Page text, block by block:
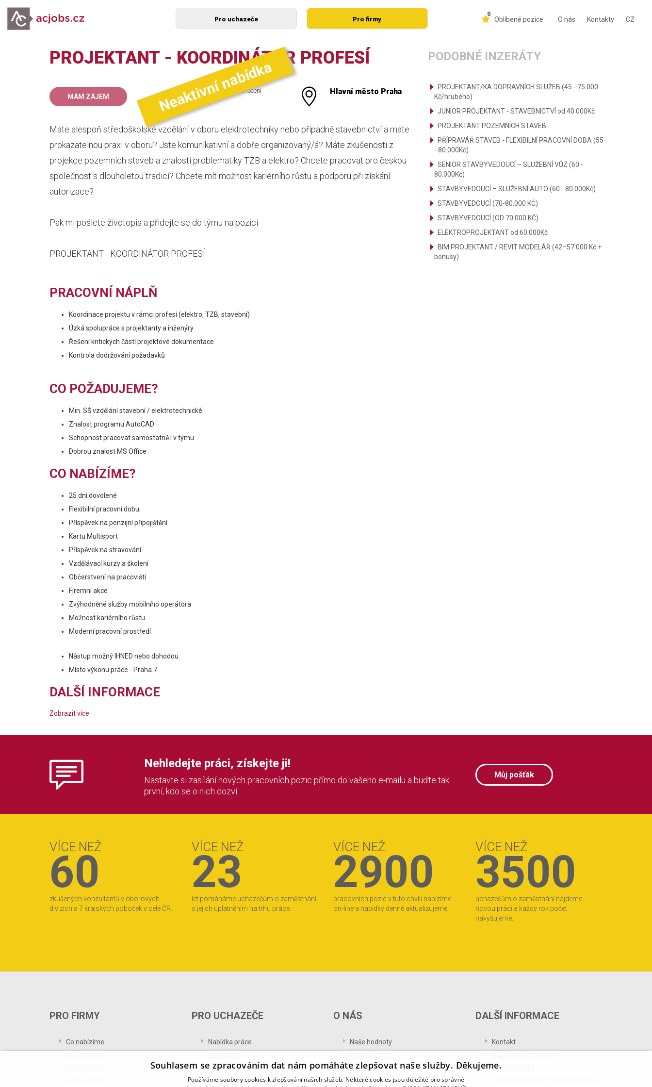
Pro uchazeče Pro firmy
0
Oblíbené pozice O nás Kontakty CZ
PROJEKTANT - KOORDINÁTOR PROFESÍ
Neaktivní nabídka
MÁM ZÁJEM
mzdové ohodnocení Hlavní město Praha
Máte alespoň středoškolské vzdělání v oboru elektrotechniky nebo případně stavebnictví a máte
prokazatelnou praxi v oboru? Jste komunikativní a dobře organizovaný/á? Máte zkušenosti z
projekce pozemních staveb a znalosti problematiky TZB a elektro? Chcete pracovat pro českou
společnost s dlouholetou tradicí? Chcete mít možnost kariérního růstu a podporu při získání
autorizace?
Pak mi pošlete životopis a přidejte se do týmu na pozici:
PROJEKTANT - KOORDINÁTOR PROFESÍ
PRACOVNÍ NÁPLŇ
Koordinace projektu v rámci profesí (elektro, TZB, stavební)
Úzká spolupráce s projektanty a inženýry
Řešení kritických částí projektové dokumentace
Kontrola dodržování požadavků
CO POŽADUJEME?
Min. SŠ vzdělání stavební / elektrotechnické
Znalost programu AutoCAD
Schopnost pracovat samostatně i v týmu
Dobrou znalost MS Office
CO NABÍZÍME?
25 dní dovolené
Flexibilní pracovní dobu
Příspěvek na penzijní připojištění
Kartu Multisport
Příspěvek na stravování
Vzdělávací kurzy a školení
Občerstvení na pracovišti
Firemní akce
Zvýhodněné služby mobilního operátora
Možnost kariérního růstu
Moderní pracovní prostředí
Nástup možný IHNED nebo dohodou
Místo výkonu práce - Praha 7
DALŠÍ INFORMACE
Zobrazit více
PODOBNÉ INZERÁTY
PROJEKTANT/KA DOPRAVNÍCH SLUŽEB (45 - 75.000
Kč/hrubého)
JUNIOR PROJEKTANT - STAVEBNICTVÍ od 40.000Kč
PROJEKTANT POZEMNÍCH STAVEB
PŘÍPRAVÁŘ STAVEB - FLEXIBILNÍ PRACOVNÍ DOBA (55
- 80.000Kč)
SENIOR STAVBYVEDOUCÍ – SLUŽEBNÍ VŮZ (60 -
80.000Kč)
STAVBYVEDOUCÍ – SLUŽEBNÍ AUTO (60 - 80.000Kč)
STAVBYVEDOUCÍ (70-80.000 KČ)
STAVBYVEDOUCÍ (OD 70.000 KČ)
ELEKTROPROJEKTANT od 60.000Kč
BIM PROJEKTANT / REVIT MODELÁŘ (42–57.000 Kč +
bonusy)
Nehledejte práci, získejte ji!
Nastavte si zasílání nových pracovních pozic přímo do vašeho e-mailu a buďte tak
první, kdo se o nich dozví.
Můj pošťák
VÍCE NEŽ
60
zkušených konzultantů v oborových
divizích a 7 krajských poboček v celé ČR.
VÍCE NEŽ
23
let pomáháme uchazečům o zaměstnání
s jejich uplatněním na trhu práce.
VÍCE NEŽ
2900
pracovních pozic v tuto chvíli nabízíme
on-line a nabídky denně aktualizujeme.
VÍCE NEŽ
3500
uchazečům o zaměstnání najdeme
novou práci a každý rok počet
navyšujeme.
PRO FIRMY
Co nabízíme
PRO UCHAZEČE
Nabídka práce
Reference od uchazečů
Blog pro uchazeče
O NÁS
Naše hodnoty
Ocenění
Partnerství
DALŠÍ INFORMACE
Kontakt
Naše pobočky
Souhlasem se zpracováním dat nám pomáháte zlepšovat naše služby. Děkujeme.
Používáme soubory cookies k zlepšování našich služeb. Některé cookies jsou důležité pro správné